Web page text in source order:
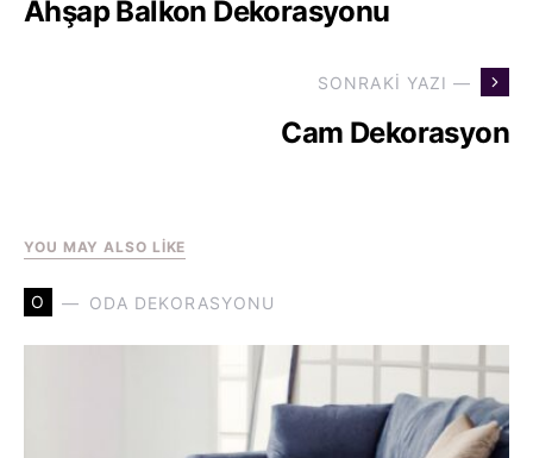
Ahşap Balkon Dekorasyonu
SONRAKI YAZI —
Cam Dekorasyon
YOU MAY ALSO LIKE
O ODA DEKORASYONU